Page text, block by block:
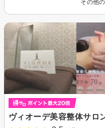
その他
ヴィオーデ美容整体サロ